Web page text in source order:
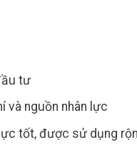
tư
và nguồn nhân lực
tốt, được sử dụng